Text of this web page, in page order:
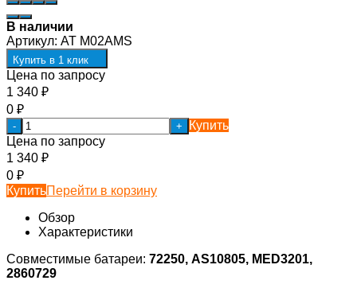
В наличии
Артикул: AT M02AMS
Купить в 1 клик
Цена по запросу
1 340 ₽
0 ₽
- +
Купить
Цена по запросу
1 340 ₽
0 ₽
КупитьПерейти в корзину
Обзор
Характеристики
Совместимые батареи: 72250, AS10805, MED3201,
2860729